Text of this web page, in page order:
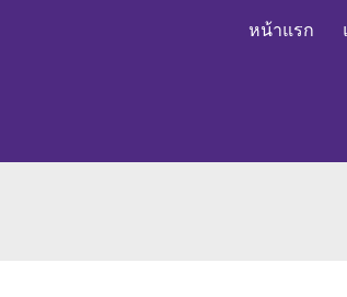
Skip to main content
หน้าแรก